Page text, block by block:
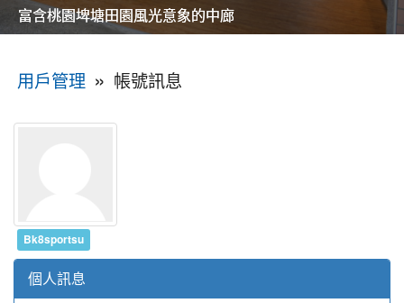
美麗的操場是我們活力的來源
美麗的操場是我們活力的來源
煥然一新的小司令台
煥然一新的小司令台
富含桃園埤塘田園風光意象的中廊
富含桃園埤塘田園風光意象的中廊
嶄新的中庭廣場
嶄新的中庭廣場
水生池生生不息
水生池生生不息
用戶管理 » 帳號訊息
Bk8sportsu
個人訊息